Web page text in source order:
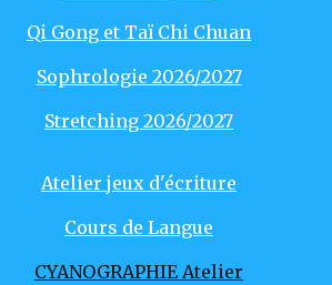
Qi Gong et Taï Chi Chuan
Sophrologie 2026/2027
Stretching 2026/2027
Atelier jeux d'écriture
Cours de Langue
CYANOGRAPHIE Atelier